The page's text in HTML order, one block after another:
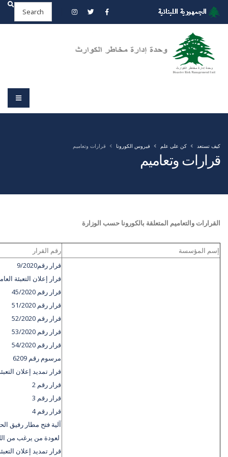
قرارات وتعاميم
كيف تستعد كن على علم فيروس الكورونا قرارات وتعاميم
القرارات والتعاميم المتعلقة بالكورونا حسب الوزارة
إسم المؤسسة رقم القرار
قرار رقم9/2020
قرار إعلان التعبئة
قرار رقم 45/2020
قرار رقم 51/2020
قرار رقم 52/2020
قرار رقم 53/2020
قرار رقم 54/2020
مرسوم رقم 6209
قرار تمديد إعلان
قرار رقم 2
قرار رقم 3
قرار رقم 4
آلية فتح مطار رفيق
لعودة من يرغب من
قرار تمديد إعلان